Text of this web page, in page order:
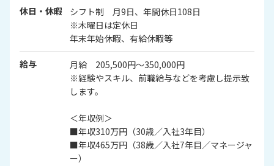
休日・休暇
シフト制 月9日、年間休日108日
※木曜日は定休日
年末年始休暇、有給休暇等
給与
月給 205,500円～350,000円
※経験やスキル、前職給与などを考慮し提示致
します。
＜年収例＞
■年収310万円（30歳／入社3年目）
■年収465万円（38歳／入社7年目／マネージャ
ー）